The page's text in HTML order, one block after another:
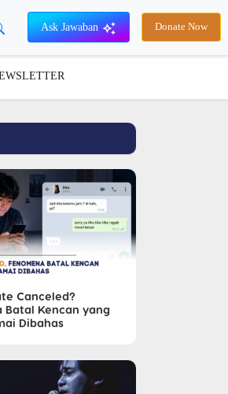
Ask Jawaban Donate Now
Canceled?
Batal Kencan yang
Dibahas